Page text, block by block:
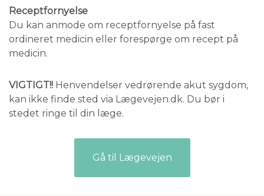
Receptfornyelse
Du kan anmode om receptfornyelse på fast
ordineret medicin eller forespørge om recept på
medicin.
VIGTIGT!! Henvendelser vedrørende akut sygdom,
kan ikke finde sted via Lægevejen.dk. Du bør i
stedet ringe til din læge.
Gå til Lægevejen